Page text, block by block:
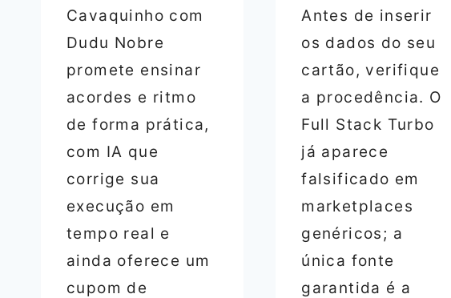
Cavaquinho com
Dudu Nobre
promete ensinar
acordes e ritmo
de forma prática,
com IA que
corrige sua
execução em
tempo real e
ainda oferece um
cupom de
Antes de inserir
os dados do seu
cartão, verifique
a procedência. O
Full Stack Turbo
já aparece
falsificado em
marketplaces
genéricos; a
única fonte
garantida é a